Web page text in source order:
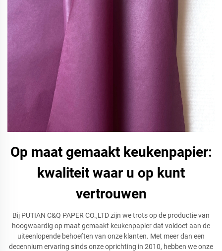
Op maat gemaakt keukenpapier:
kwaliteit waar u op kunt
vertrouwen
Bij PUTIAN C&Q PAPER CO.,LTD zijn we trots op de productie van
hoogwaardig op maat gemaakt keukenpapier dat voldoet aan de
uiteenlopende behoeften van onze klanten. Met meer dan een
decennium ervaring sinds onze oprichting in 2010, hebben we onze